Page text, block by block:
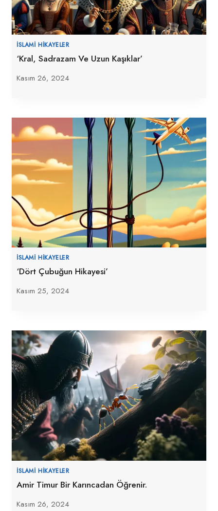
İSLAMI HIKAYELER
‘Kral, Sadrazam Ve Uzun Kaşıklar’
Kasım 26, 2024
İSLAMI HIKAYELER
‘Dört Çubuğun Hikayesi’
Kasım 25, 2024
İSLAMI HIKAYELER
Amir Timur Bir Karıncadan Öğrenir.
Kasım 26, 2024